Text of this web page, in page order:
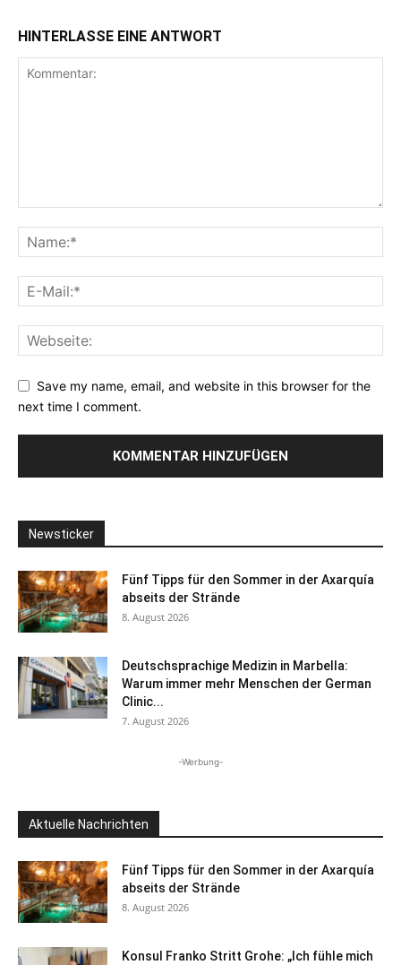
HINTERLASSE EINE ANTWORT
Save my name, email, and website in this browser for the
next time I comment.
Newsticker
Fünf Tipps für den Sommer in der Axarquía
abseits der Strände
8. August 2026
Deutschsprachige Medizin in Marbella:
Warum immer mehr Menschen der German
Clinic...
7. August 2026
-Werbung-
Aktuelle Nachrichten
Fünf Tipps für den Sommer in der Axarquía
abseits der Strände
8. August 2026
Konsul Franko Stritt Grohe: „Ich fühle mich